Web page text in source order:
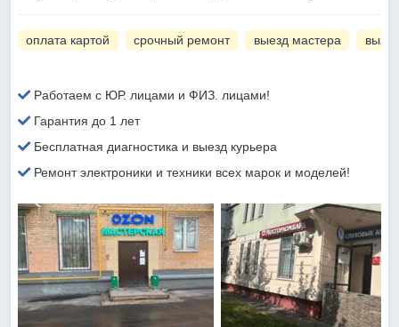
оплата картой срочный ремонт выезд мастера
Работаем с ЮР. лицами и ФИЗ. лицами!
Гарантия до 1 лет
Бесплатная диагностика и выезд курьера
Ремонт электроники и техники всех марок и моделей!